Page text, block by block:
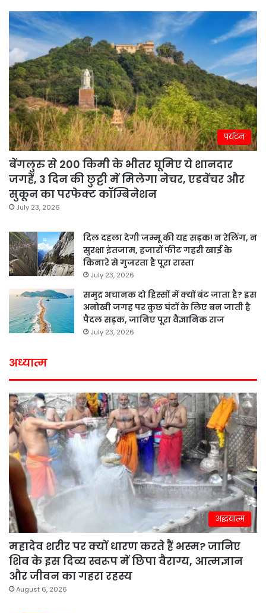
पर्यटन
बेंगलुरु से 200 किमी के भीतर घूमिए ये शानदार
जगहें, 3 दिन की छुट्टी में मिलेगा नेचर, एडवेंचर और
सुकून का परफेक्ट कॉम्बिनेशन
July 23, 2026
दिल दहला देगी जम्मू की यह सड़क! न रेलिंग, न
सुरक्षा इंतजाम, हजारों फीट गहरी खाई के
किनारे से गुजरता है पूरा रास्ता
July 23, 2026
समुद्र अचानक दो हिस्सों में क्यों बंट जाता है? इस
अनोखी जगह पर कुछ घंटों के लिए बन जाती है
पैदल सड़क, जानिए पूरा वैज्ञानिक राज
July 23, 2026
अध्यात्म
अद्धयात्म
महादेव शरीर पर क्यों धारण करते हैं भस्म? जानिए
शिव के इस दिव्य स्वरूप में छिपा वैराग्य, आत्मज्ञान
और जीवन का गहरा रहस्य
August 6, 2026